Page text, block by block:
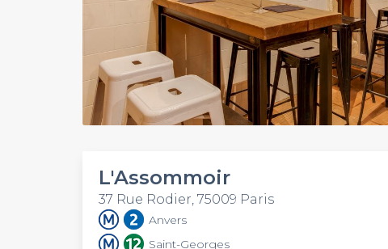
L'Assommoir
37 Rue Rodier, 75009 Paris
Anvers
Saint-Georges